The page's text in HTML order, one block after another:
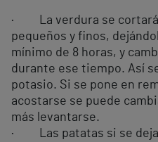
· La verdura se cortará
pequeños y finos,
mínimo de 8 horas, y
durante ese tiempo. Así
potasio. Si se pone en
acostarse se puede
más levantarse.
· Las patatas si se